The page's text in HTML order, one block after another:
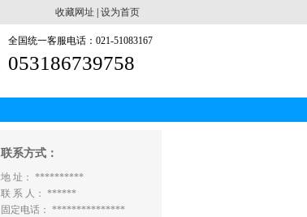
收藏网址 设为首页
全国统一客服电话：021-51083167
053186739758
联系方式：
地 址： **********
联 系 人： ******
固定电话： ***************